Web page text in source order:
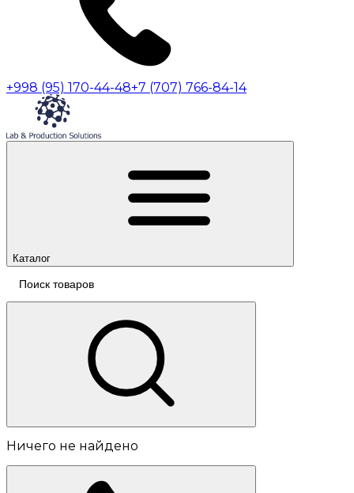
+998 (95) 170-44-48+7 (707) 766-84-14
Каталог
Ничего не найдено